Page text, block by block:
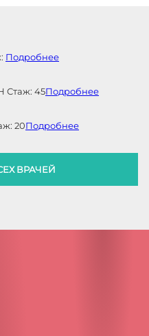
Подробнее
Стаж: 45Подробнее
20Подробнее
ВРАЧЕЙ